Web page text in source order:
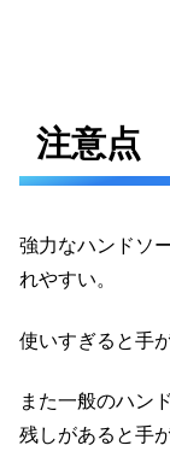
注意点
強力なハンドソ
れやすい。
使いすぎると手
また一般のハン
残しがあると手